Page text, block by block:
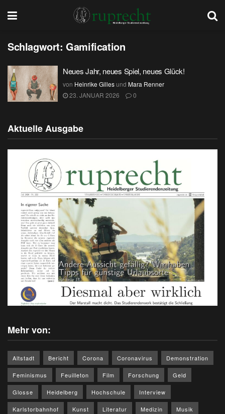
Schlagwort:Gamification
Neues Jahr, neues Spiel, neues Glück!
von Heinrike Gillesund Mara Renner
23. JANUAR 2026
0
Aktuelle Ausgabe
Mehr von:
Altstadt Bericht Corona Coronavirus Demonstration
Feminismus Feuilleton Film Forschung Geld
Glosse Heidelberg Hochschule Interview
Karlstorbahnhof Kunst Literatur Medizin Musik